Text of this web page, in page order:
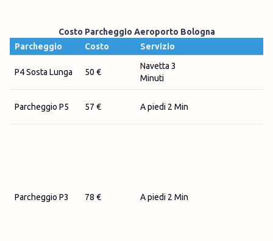
Costo Parcheggio Aeroporto Bologna
Parcheggio
Costo Servizio
P4 Sosta Lunga 50 €
Navetta 3
Minuti
Parcheggio P5 57 € A piedi 2 Min
Parcheggio P3 78 € A piedi 2 Min